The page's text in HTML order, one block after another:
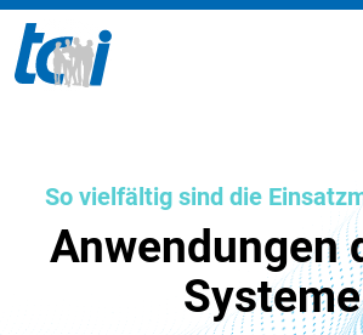
So vielfältig sind die
Anwendungen
Systeme